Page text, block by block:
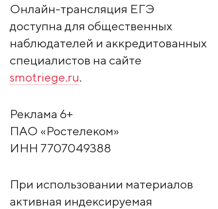
Онлайн-трансляция ЕГЭ
доступна для общественных
наблюдателей и аккредитованных
специалистов на сайте
smotriege.ru.
Реклама 6+
ПАО «Ростелеком»
ИНН 7707049388
При использовании материалов
активная индексируемая